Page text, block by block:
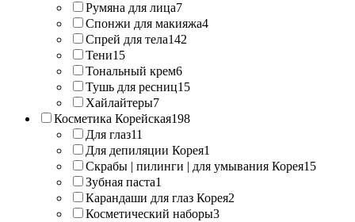
Румяна для лица7
Спонжи для макияжа4
Спрей для тела142
Тени15
Тональный крем6
Тушь для ресниц15
Хайлайтеры7
Косметика Корейская198
Для глаз11
Для депиляции Корея1
Скрабы | пилинги | для умывания Корея15
Зубная паста1
Карандаши для глаз Корея2
Косметический наборы3